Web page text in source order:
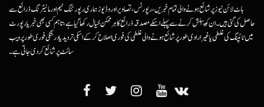
ہاٹ لائن نیوز پر شائع ہونے والی تمام خبریں، رپورٹس، تصاویر اور وڈیوز ہماری رپورٹنگ ٹیم اور مانیٹرنگ ذرائع سے
حاصل کی گئی ہیں۔ ان کو پبلش کرنے سے پہلے اسکے مصدقہ ذرائع کا ہرممکن خیال رکھا گیا ہے، تاہم کسی بھی خبر یا رپورٹ
میں ٹائپنگ کی غلطی یا غیرارادی طور پر شائع ہونے والی غلطی کی فوری اصلاح کرکے اسکی تردید یا درستگی فوری طور پر ویب
سائٹ پر شائع کردی جاتی ہے۔